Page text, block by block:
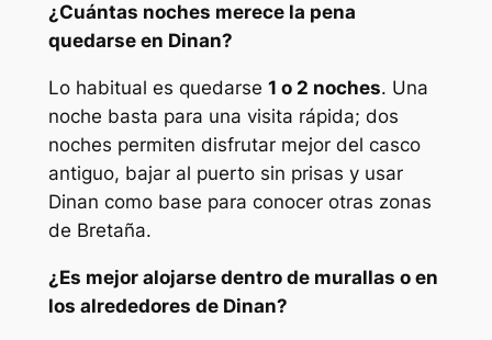
¿Cuántas noches merece la pena
quedarse en Dinan?
Lo habitual es quedarse 1 o 2 noches. Una
noche basta para una visita rápida; dos
noches permiten disfrutar mejor del casco
antiguo, bajar al puerto sin prisas y usar
Dinan como base para conocer otras zonas
de Bretaña.
¿Es mejor alojarse dentro de murallas o en
los alrededores de Dinan?